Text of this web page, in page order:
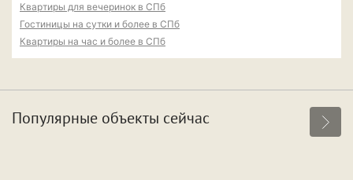
Квартиры для вечеринок в СПб
Гостиницы на сутки и более в СПб
Квартиры на час и более в СПб
Популярные объекты сейчас